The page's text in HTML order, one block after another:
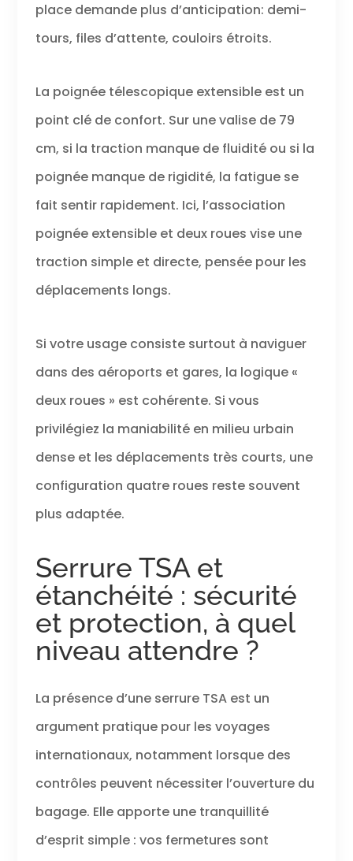
place demande plus d’anticipation: demi-
tours, files d’attente, couloirs étroits.
La poignée télescopique extensible est un
point clé de confort. Sur une valise de 79
cm, si la traction manque de fluidité ou si la
poignée manque de rigidité, la fatigue se
fait sentir rapidement. Ici, l’association
poignée extensible et deux roues vise une
traction simple et directe, pensée pour les
déplacements longs.
Si votre usage consiste surtout à naviguer
dans des aéroports et gares, la logique «
deux roues » est cohérente. Si vous
privilégiez la maniabilité en milieu urbain
dense et les déplacements très courts, une
configuration quatre roues reste souvent
plus adaptée.
Serrure TSA et
étanchéité : sécurité
et protection, à quel
niveau attendre ?
La présence d’une serrure TSA est un
argument pratique pour les voyages
internationaux, notamment lorsque des
contrôles peuvent nécessiter l’ouverture du
bagage. Elle apporte une tranquillité
d’esprit simple : vos fermetures sont